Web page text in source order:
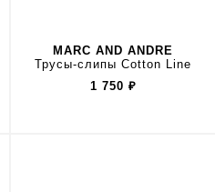
MARC AND ANDRE
Трусы-слипы Cotton Line
1 750 ₽